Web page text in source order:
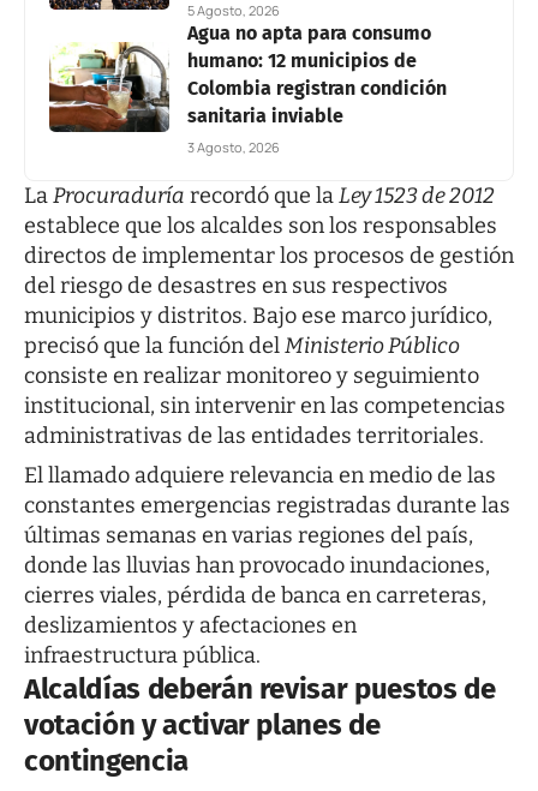
5 Agosto, 2026
Agua no apta para consumo
humano: 12 municipios de
Colombia registran condición
sanitaria inviable
3 Agosto, 2026
LaProcuraduría recordó que laLey 1523 de 2012
establece que los alcaldes son los responsables
directos de implementar los procesos de gestión
del riesgo de desastres en sus respectivos
municipios y distritos. Bajo ese marco jurídico,
precisó que la función delMinisterio Público
consiste en realizar monitoreo y seguimiento
institucional, sin intervenir en las competencias
administrativas de las entidades territoriales.
El llamado adquiere relevancia en medio de las
constantes emergencias registradas durante las
últimas semanas en varias regiones del país,
donde las lluvias han provocado inundaciones,
cierres viales, pérdida de banca en carreteras,
deslizamientos y afectaciones en
infraestructura pública.
Alcaldías deberán revisar puestos de
votación y activar planes de
contingencia